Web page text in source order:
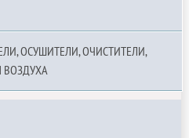
ОСУШИТЕЛИ, ОЧИСТИТЕЛИ,
ВОЗДУХА